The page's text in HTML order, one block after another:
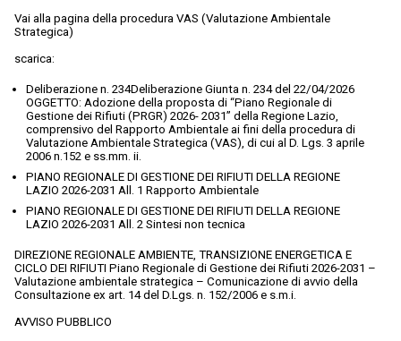
Vai alla pagina della procedura VAS (Valutazione Ambientale
Strategica)
scarica:
Deliberazione n. 234Deliberazione Giunta n. 234 del 22/04/2026
OGGETTO: Adozione della proposta di “Piano Regionale di
Gestione dei Rifiuti (PRGR) 2026- 2031” della Regione Lazio,
comprensivo del Rapporto Ambientale ai fini della procedura di
Valutazione Ambientale Strategica (VAS), di cui al D. Lgs. 3 aprile
2006 n.152 e ss.mm. ii.
PIANO REGIONALE DI GESTIONE DEI RIFIUTI DELLA REGIONE
LAZIO 2026-2031 All. 1 Rapporto Ambientale
PIANO REGIONALE DI GESTIONE DEI RIFIUTI DELLA REGIONE
LAZIO 2026-2031 All. 2 Sintesi non tecnica
DIREZIONE REGIONALE AMBIENTE, TRANSIZIONE ENERGETICA E
CICLO DEI RIFIUTI Piano Regionale di Gestione dei Rifiuti 2026-2031 –
Valutazione ambientale strategica – Comunicazione di avvio della
Consultazione ex art. 14 del D.Lgs. n. 152/2006 e s.m.i.
AVVISO PUBBLICO